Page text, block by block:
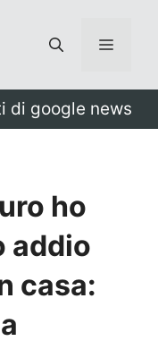
Menu
di google news
ho
addio
casa: